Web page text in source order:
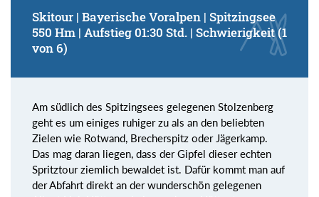
Skitour | Bayerische Voralpen | Spitzingsee
550 Hm | Aufstieg 01:30 Std. | Schwierigkeit (1
von 6)
Am südlich des Spitzingsees gelegenen Stolzenberg
geht es um einiges ruhiger zu als an den beliebten
Zielen wie Rotwand, Brecherspitz oder Jägerkamp.
Das mag daran liegen, dass der Gipfel dieser echten
Spritztour ziemlich bewaldet ist. Dafür kommt man auf
der Abfahrt direkt an der wunderschön gelegenen